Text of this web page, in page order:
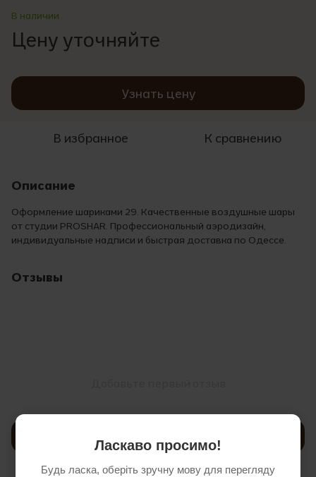
В наличии
Цену уточняйте
Узнать цену
В избранное К сравнению
Описание
Оформление шариками 29. Качественные воздушные шары
от студии PROSHAR. Профессиональный аэродизайн,
индивидуальные надписи и быстрая доставка по Одессе.
Отзывы
Ласкаво просимо!
Будь ласка, оберіть зручну мову для перегляду